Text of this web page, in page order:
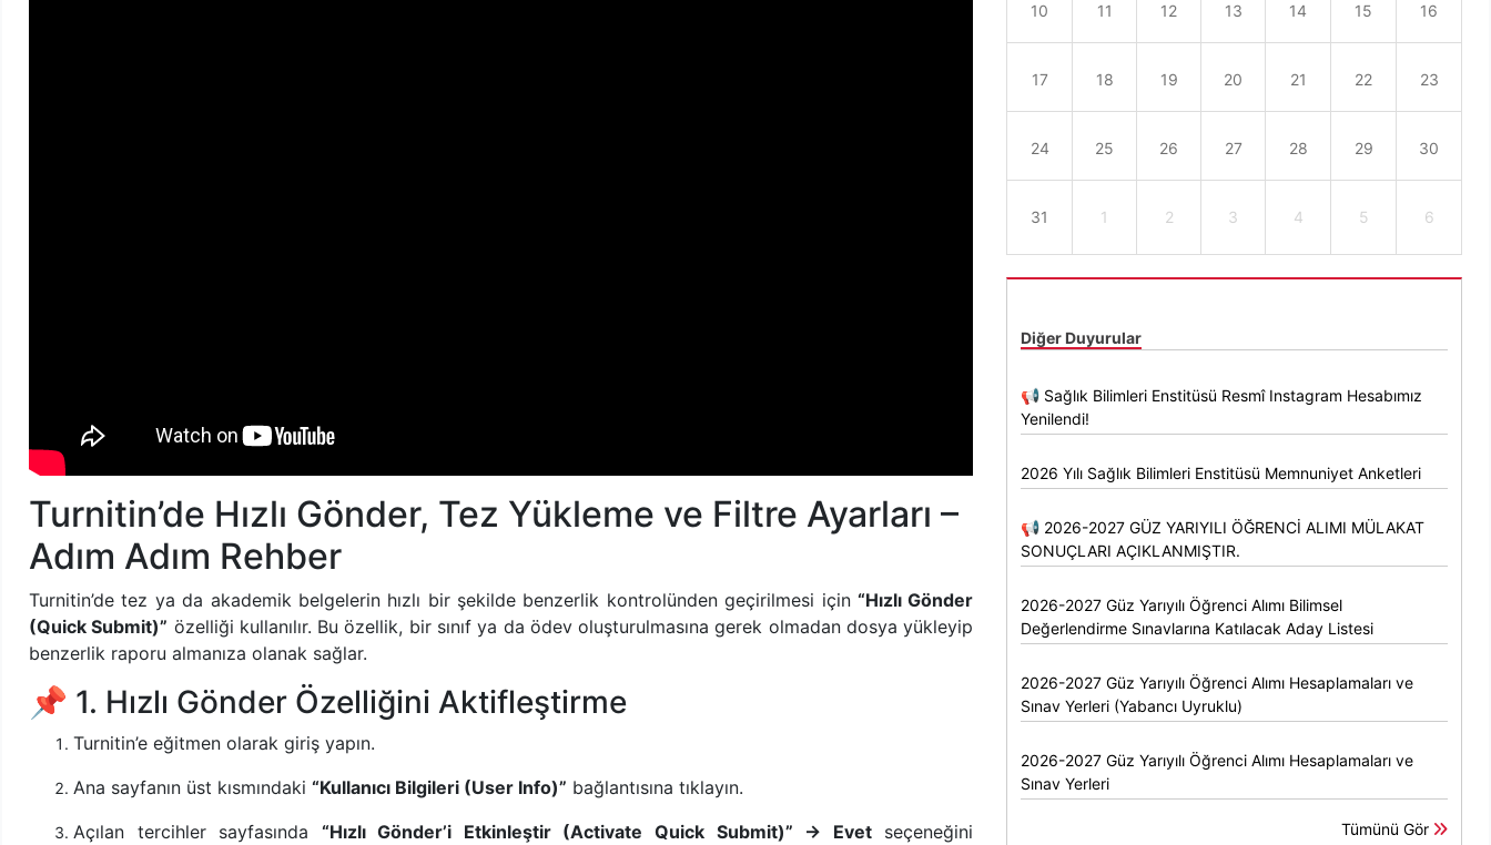
Turnitin’de Hızlı Gönder, Tez Yükleme ve Filtre Ayarları –
Adım Adım Rehber
Turnitin’de tez ya da akademik belgelerin hızlı bir şekilde benzerlik kontrolünden geçirilmesi için “Hızlı Gönder
(Quick Submit)” özelliği kullanılır. Bu özellik, bir sınıf ya da ödev oluşturulmasına gerek olmadan dosya yükleyip
benzerlik raporu almanıza olanak sağlar.
📌 1. Hızlı Gönder Özelliğini Aktifleştirme
Turnitin’e eğitmen olarak giriş yapın.
Ana sayfanın üst kısmındaki “Kullanıcı Bilgileri (User Info)” bağlantısına tıklayın.
Açılan tercihler sayfasında “Hızlı Gönder’i Etkinleştir (Activate Quick Submit)” → Evetseçeneğini
10 11 12 13 14 15 16
17 18 19 20 21 22 23
24 25 26 27 28 29 30
31 1 2 3 4 5 6
Diğer Duyurular
📢 Sağlık Bilimleri Enstitüsü Resmî Instagram Hesabımız
Yenilendi!
2026 Yılı Sağlık Bilimleri Enstitüsü Memnuniyet Anketleri
📢 2026-2027 GÜZ YARIYILI ÖĞRENCİ ALIMI MÜLAKAT
SONUÇLARI AÇIKLANMIŞTIR.
2026-2027 Güz Yarıyılı Öğrenci Alımı Bilimsel
Değerlendirme Sınavlarına Katılacak Aday Listesi
2026-2027 Güz Yarıyılı Öğrenci Alımı Hesaplamaları ve
Sınav Yerleri (Yabancı Uyruklu)
2026-2027 Güz Yarıyılı Öğrenci Alımı Hesaplamaları ve
Sınav Yerleri
Tümünü Gör